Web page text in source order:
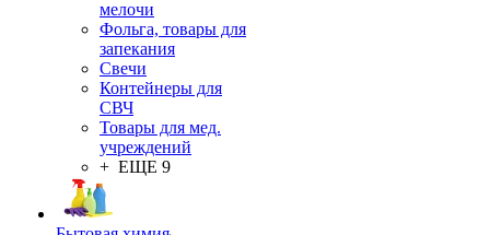
мелочи
Фольга, товары для
запекания
Свечи
Контейнеры для
СВЧ
Товары для мед.
учреждений
+ ЕЩЕ 9